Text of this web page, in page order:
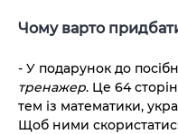
Чому варто
- У подарунок до
тренажер. Це 64
тем із математики,
Щоб ними